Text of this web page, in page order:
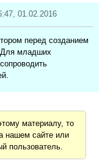
01.02.2016
перед созданием
Для младших
материалу, то
нашем сайте или
пользователь.